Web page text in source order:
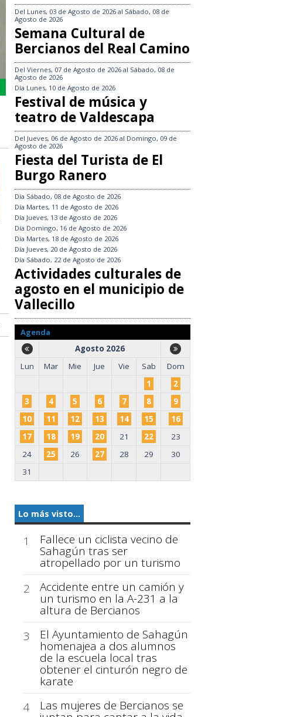
Del Lunes, 03 de Agosto de 2026 al Sábado, 08 de
Agosto de 2026
Semana Cultural de
Bercianos del Real Camino
Del Viernes, 07 de Agosto de 2026 al Sábado, 08 de
Agosto de 2026
Día Lunes, 10 de Agosto de 2026
Festival de música y
teatro de Valdescapa
Del Jueves, 06 de Agosto de 2026 al Domingo, 09 de
Agosto de 2026
Fiesta del Turista de El
Burgo Ranero
Día Sábado, 08 de Agosto de 2026
Día Martes, 11 de Agosto de 2026
Día Jueves, 13 de Agosto de 2026
Día Domingo, 16 de Agosto de 2026
Día Martes, 18 de Agosto de 2026
Día Jueves, 20 de Agosto de 2026
Día Sábado, 22 de Agosto de 2026
Actividades culturales de
agosto en el municipio de
Vallecillo
Agenda
Agosto 2026
Lun
Mar Mie Jue Vie Sab
Dom
1
2
3
4 5 6 7 8
9
10
11 12 13 14 15
16
17
18 19 20 21 22
23
24
25 26 27 28 29
30
31
Lo más visto...
1 Fallece un ciclista vecino de
Sahagún tras ser
atropellado por un turismo
2
Accidente entre un camión y
un turismo en la A-231 a la
altura de Bercianos
3
El Ayuntamiento de Sahagún
homenajea a dos alumnos
de la escuela local tras
obtener el cinturón negro de
karate
4
Las mujeres de Bercianos se